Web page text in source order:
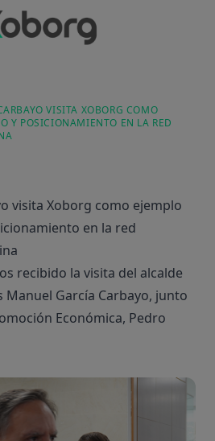
Inicio
Empleo
Blog
VISITA XOBORG COMO
Y POSICIONAMIENTO EN LA RED
visita Xoborg como ejemplo
en la red
recibido la visita del alcalde
Manuel García Carbayo, junto
Económica, Pedro